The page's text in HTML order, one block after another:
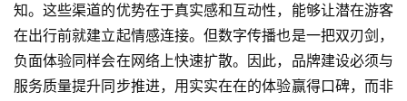
知。这些渠道的优势在于真实感和互动性，能够让潜在游客
在出行前就建立起情感连接。但数字传播也是一把双刃剑，
负面体验同样会在网络上快速扩散。因此，品牌建设必须与
服务质量提升同步推进，用实实在在的体验赢得口碑，而非